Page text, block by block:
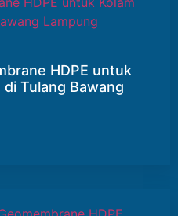
HDPE untuk
Tulang Bawang